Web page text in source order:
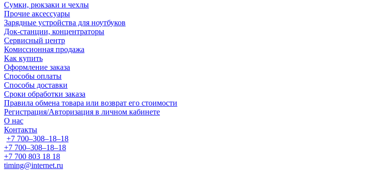
Сумки, рюкзаки и чехлы
Прочие аксессуары
Зарядные устройства для ноутбуков
Док-станции, концентраторы
Сервисный центр
Комиссионная продажа
Как купить
Оформление заказа
Способы оплаты
Способы доставки
Сроки обработки заказа
Правила обмена товара или возврат его стоимости
Регистрация/Авторизация в личном кабинете
О нас
Контакты
+7 700‒308‒18‒18
+7 700‒308‒18‒18
+7 700 803 18 18
timing@internet.ru